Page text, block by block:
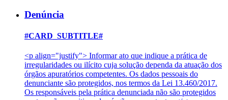
Denúncia
#CARD_SUBTITLE#
<p align="justify"> Informar ato que indique a prática de
irregularidades ou ilícito cuja solução dependa da atuação dos
órgãos apuratórios competentes. Os dados pessoais do
denunciante são protegidos, nos termos da Lei 13.460/2017.
Os responsáveis pela prática denunciada não são protegidos